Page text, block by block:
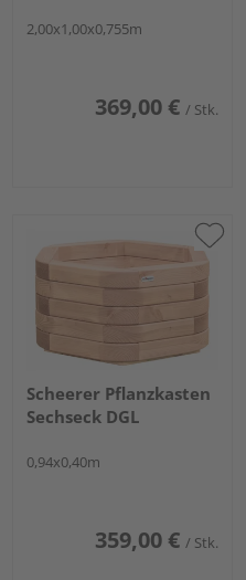
2,00x1,00x0,755m
369,00 € / Stk.
Scheerer Pflanzkasten
Sechseck DGL
0,94x0,40m
359,00 € / Stk.